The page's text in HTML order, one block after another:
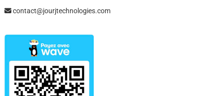
contact@jourjtechnologies.com